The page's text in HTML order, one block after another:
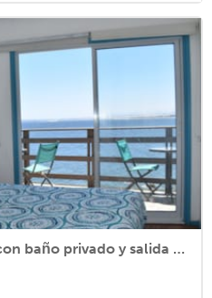
Habitación matrimonial con baño privado y salida a terraza con vista al mar